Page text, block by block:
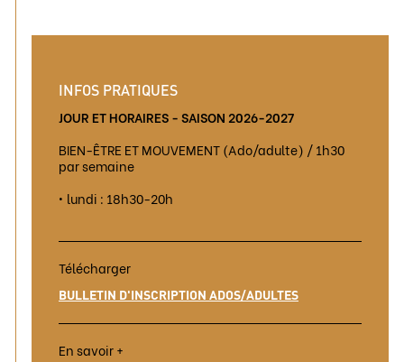
INFOS PRATIQUES
JOUR ET HORAIRES - SAISON 2026-2027
BIEN-ÊTRE ET MOUVEMENT (Ado/adulte) / 1h30
par semaine
• lundi : 18h30-20h
Télécharger
BULLETIN D'INSCRIPTION ADOS/ADULTES
En savoir +